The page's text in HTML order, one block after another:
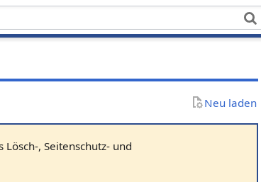
Neu laden
, Seitenschutz- und